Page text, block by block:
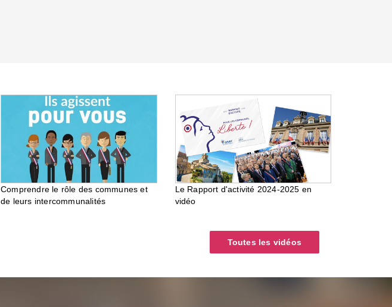
Comprendre le rôle des communes et
de leurs intercommunalités
Le Rapport d'activité 2024-2025 en
vidéo
Toutes les vidéos